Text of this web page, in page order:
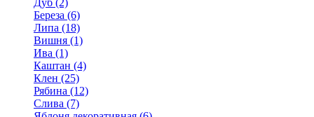
Дуб (2)
Береза (6)
Липа (18)
Вишня (1)
Ива (1)
Каштан (4)
Клен (25)
Рябина (12)
Слива (7)